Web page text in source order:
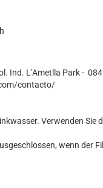
Ind. L’Ametlla Park -
contacto/
Verwenden Sie
wenn der